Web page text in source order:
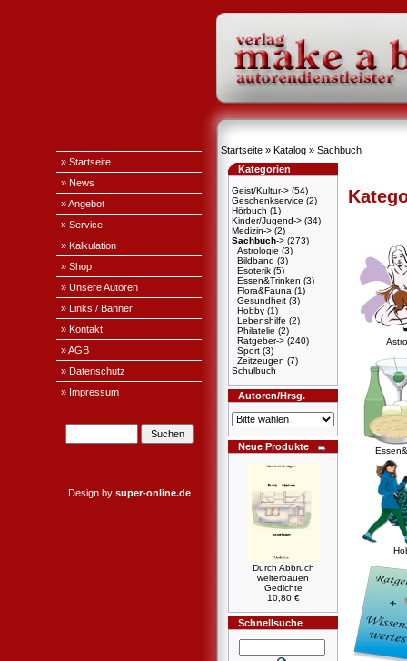
» Startseite
» News
» Angebot
» Service
» Kalkulation
» Shop
» Unsere Autoren
» Links / Banner
» Kontakt
» AGB
» Datenschutz
» Impressum
Design by super-online.de
Startseite » Katalog » Sachbuch
Kategorien
Geist/Kultur-> (54)
Geschenkservice (2)
Hörbuch (1)
Kinder/Jugend-> (34)
Medizin-> (2)
Sachbuch-> (273)
Astrologie (3)
Bildband (3)
Esoterik (5)
Essen&Trinken (3)
Flora&Fauna (1)
Gesundheit (3)
Hobby (1)
Lebenshilfe (2)
Philatelie (2)
Ratgeber-> (240)
Sport (3)
Zeitzeugen (7)
Schulbuch
Autoren/Hrsg.
Neue Produkte
Durch Abbruch
weiterbauen
Gedichte
10,80 €
Schnellsuche